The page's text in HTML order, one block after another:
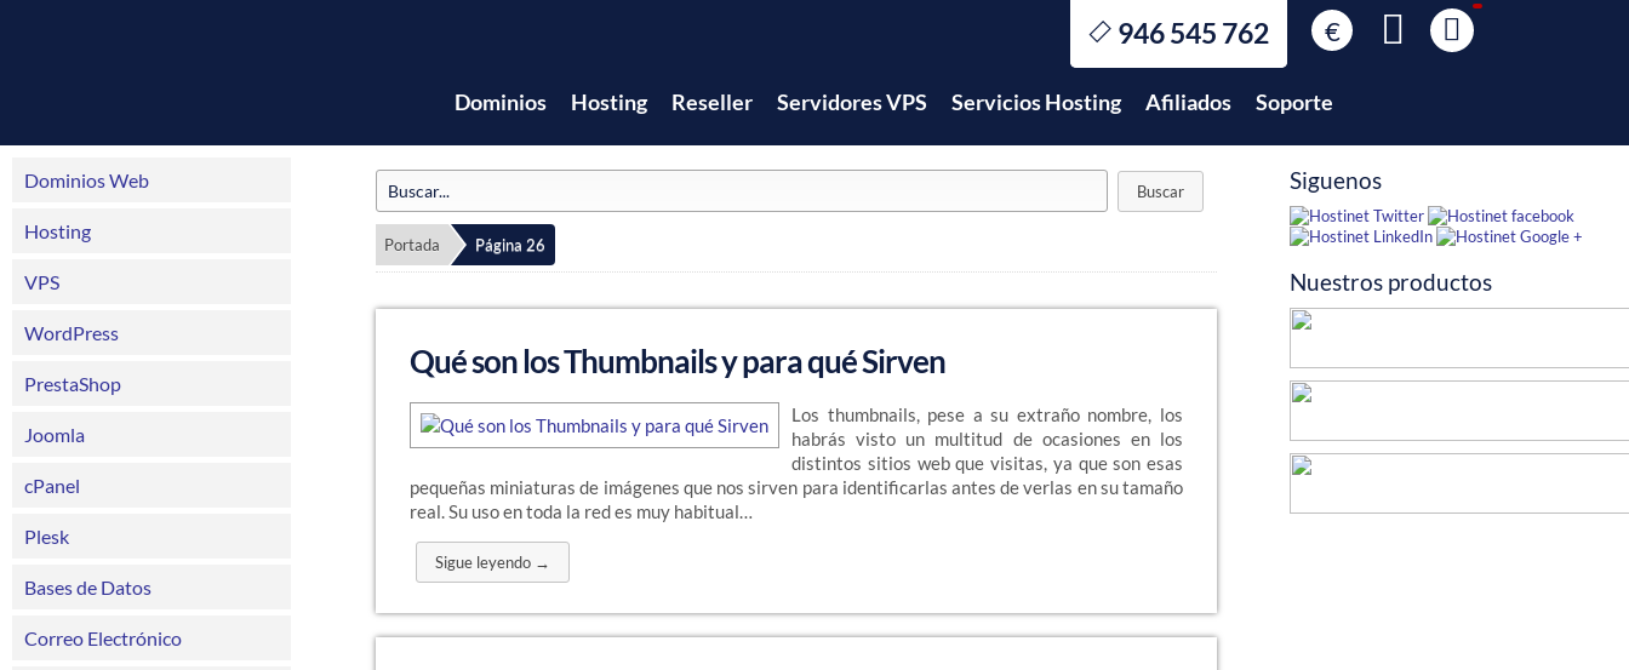
946 545 762
Dominios Hosting Reseller Servidores VPS Servicios Hosting Afiliados Soporte
€
GBP
MXN
Dominios Web
Hosting
VPS
WordPress
PrestaShop
Joomla
cPanel
Plesk
Bases de Datos
Correo Electrónico
Siguenos
Nuestros productos
Portada Página 26
Qué son los Thumbnails y para qué Sirven
Los thumbnails, pese a su extraño nombre, los
habrás visto un multitud de ocasiones en los
distintos sitios web que visitas, ya que son esas
pequeñas miniaturas de imágenes que nos sirven para identificarlas antes de verlas en su tamaño
real. Su uso en toda la red es muy habitual…
Sigue leyendo →